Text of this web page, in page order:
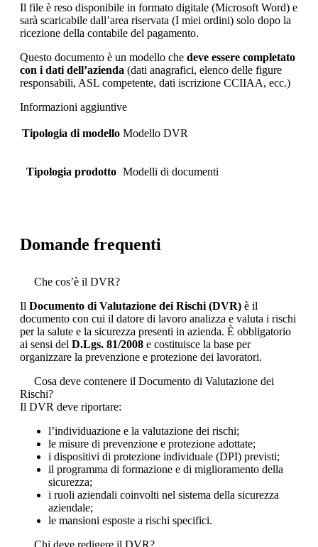
Il file è reso disponibile in formato digitale (Microsoft Word) e
sarà scaricabile dall’area riservata (I miei ordini) solo dopo la
ricezione della contabile del pagamento.
Questo documento è un modello che deve essere completato
con i dati dell’azienda (dati anagrafici, elenco delle figure
responsabili, ASL competente, dati iscrizione CCIIAA, ecc.)
Informazioni aggiuntive
Tipologia di modello Modello DVR
Tipologia prodotto Modelli di documenti
Domande frequenti
Che cos’è il DVR?
Il Documento di Valutazione dei Rischi (DVR) è il
documento con cui il datore di lavoro analizza e valuta i rischi
per la salute e la sicurezza presenti in azienda. È obbligatorio
ai sensi del D.Lgs. 81/2008 e costituisce la base per
organizzare la prevenzione e protezione dei lavoratori.
Cosa deve contenere il Documento di Valutazione dei
Rischi?
Il DVR deve riportare:
l’individuazione e la valutazione dei rischi;
le misure di prevenzione e protezione adottate;
i dispositivi di protezione individuale (DPI) previsti;
il programma di formazione e di miglioramento della
sicurezza;
i ruoli aziendali coinvolti nel sistema della sicurezza
aziendale;
le mansioni esposte a rischi specifici.
Chi deve redigere il DVR?